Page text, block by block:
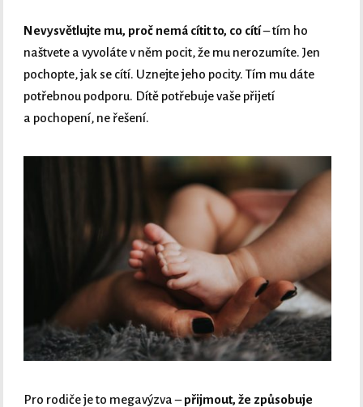
Nevysvětlujte mu, proč nemá cítit to, co cítí– tím ho
naštvete a vyvoláte v něm pocit, že mu nerozumíte. Jen
pochopte, jak se cítí. Uznejte jeho pocity. Tím mu dáte
potřebnou podporu. Dítě potřebuje vaše přijetí
a pochopení, ne řešení.
Pro rodiče je to megavýzva –přijmout, že způsobuje